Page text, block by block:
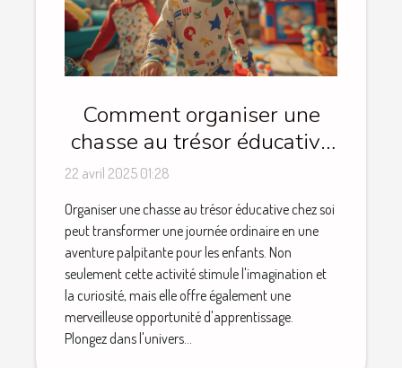
Comment organiser une
chasse au trésor éducative
pour enfants à la maison
22 avril 2025 01:28
Organiser une chasse au trésor éducative chez soi
peut transformer une journée ordinaire en une
aventure palpitante pour les enfants. Non
seulement cette activité stimule l'imagination et
la curiosité, mais elle offre également une
merveilleuse opportunité d'apprentissage.
Plongez dans l'univers...